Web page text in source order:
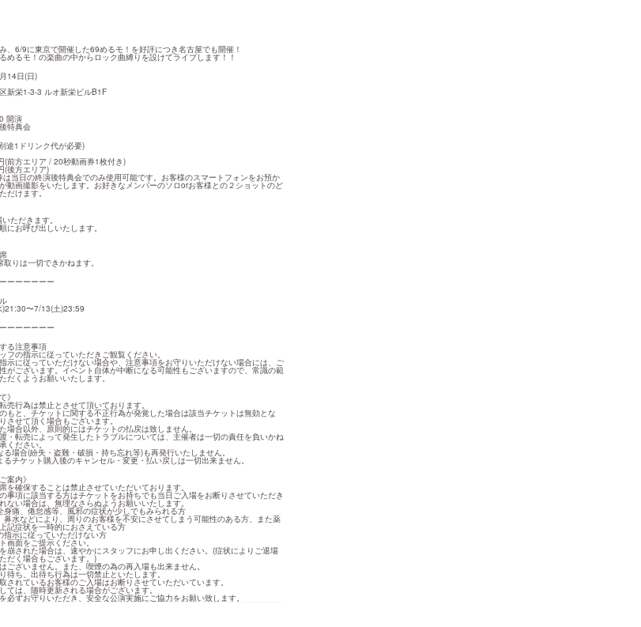
、6/9に東京で開催した69めるモ！を好評につき名古屋でも開催！
めるモ！の楽曲の中からロック曲縛りを設けてライブします！！
14日(日)
新栄1-3-3 ルオ新栄ビルB1F
開演
特典会
途1ドリンク代が必要)
(前方エリア / 20秒動画券1枚付き)
(後方エリア)
当日の終演後特典会でのみ使用可能です。お客様のスマートフォンをお預か
動画撮影をいたします。お好きなメンバーのソロorお客様との２ショットのど
だけます。
ただきます。
にお呼び出しいたします。
りは一切できかねます。
ーーーーーー
)21:30〜7/13(土)23:59
ーーーーーー
る注意事項
フの指示に従っていただきご観覧ください。
示に従っていただけない場合や、注意事項をお守りいただけない場合には、ご
がございます。イベント自体が中断になる可能性もございますので、常識の範
だくようお願いいたします。
》
売行為は禁止とさせて頂いております。
もと、チケットに関する不正行為が発覚した場合は該当チケットは無効とな
させて頂く場合もございます。
場合以外、原則的にはチケットの払戻は致しません。
・転売によって発生したトラブルについては、主催者は一切の責任を負いかね
ください。
場合(紛失・盗難・破損・持ち忘れ等)も再発行いたしません。
チケット購入後のキャンセル・変更・払い戻しは一切出来ません。
案内》
を確保することは禁止させていただいております。
事項に該当する方はチケットをお持ちでも当日ご入場をお断りさせていただき
ない場合は、無理なさらぬようお願いいたします。
痛、倦怠感等、風邪の症状が少しでもみられる方
水などにより、周りのお客様を不安にさせてしまう可能性のある方、また薬
記症状を一時的におさえている方
示に従っていただけない方
画面をご提示ください。
崩された場合は、速やかにスタッフにお申し出ください。(症状によりご退場
だく場合もございます。)
ございません。また、喫煙の為の再入場も出来ません。
待ち、出待ち行為は一切禁止といたします。
されているお客様のご入場はお断りさせていただいています。
ては、随時更新される場合がございます。
必ずお守りいただき、安全な公演実施にご協力をお願い致します。